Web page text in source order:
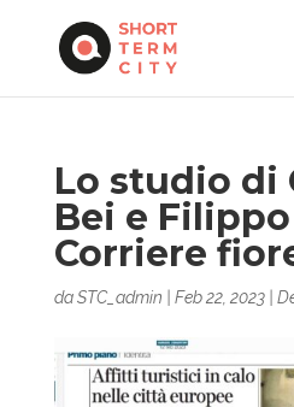
Lo studio di
Bei e
Corriere
daSTC_admin Feb 22, 2023|